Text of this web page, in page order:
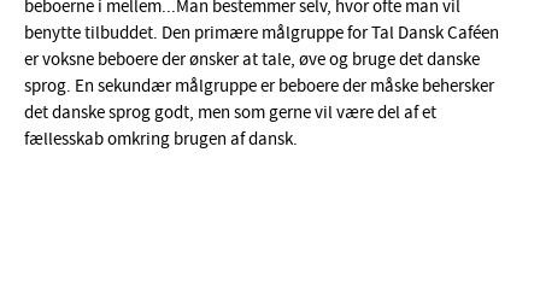
beboerne i mellem...Man bestemmer selv, hvor ofte man vil
benytte tilbuddet. Den primære målgruppe for Tal Dansk Caféen
er voksne beboere der ønsker at tale, øve og bruge det danske
sprog. En sekundær målgruppe er beboere der måske behersker
det danske sprog godt, men som gerne vil være del af et
fællesskab omkring brugen af dansk.